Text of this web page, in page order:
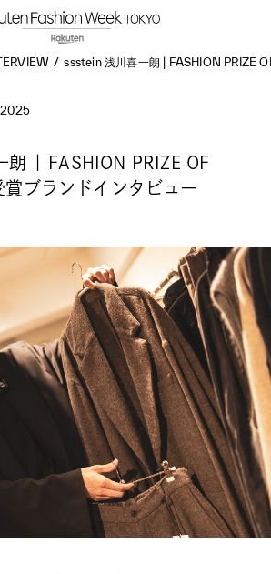
ssstein 浅川喜一朗 | FASHION PRIZE
朗 | FASHION PRIZE OF
ブランドインタビュー